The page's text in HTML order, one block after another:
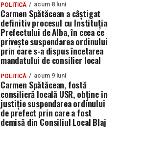
POLITICĂ acum 8 luni
Carmen Spătăcean a câștigat
definitiv procesul cu Instituția
Prefectului de Alba, în ceea ce
privește suspendarea ordinului
prin care s-a dispus încetarea
mandatului de consilier local
POLITICĂ acum 9 luni
Carmen Spătăcean, fostă
consilieră locală USR, obține în
justiție suspendarea ordinului
de prefect prin care a fost
demisă din Consiliul Local Blaj